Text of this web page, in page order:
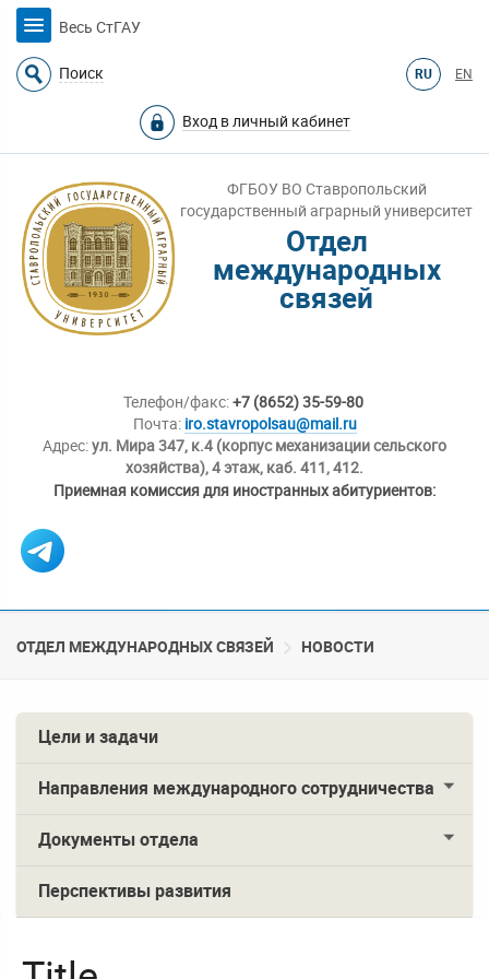
Весь СтГАУ
Поиск RU EN
Вход в личный кабинет
ФГБОУ ВО Ставропольский
государственный аграрный университет
Отдел
международных
связей
Телефон/факс:+7 (8652) 35-59-80
Почта: iro.stavropolsau@mail.ru
Адрес:ул. Мира 347, к.4 (корпус механизации сельского
хозяйства), 4 этаж, каб. 411, 412.
Приемная комиссия для иностранных абитуриентов:
ОТДЕЛ МЕЖДУНАРОДНЫХ СВЯЗЕЙ НОВОСТИ
Цели и задачи
Направления международного сотрудничества
Документы отдела
Перспективы развития